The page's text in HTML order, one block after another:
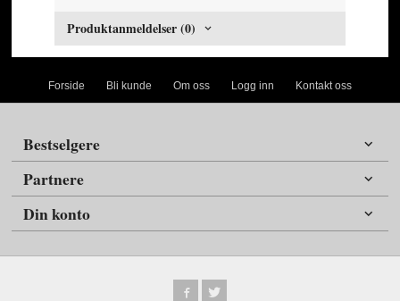
Produktanmeldelser (0)
Forside Bli kunde Om oss Logg inn Kontakt oss
Bestselgere
Partnere
Din konto